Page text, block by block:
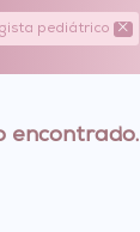
pediátrico
encontrado.